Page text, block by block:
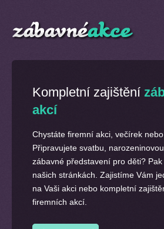
Kompletní zajištění
akcí
Chystáte firemní akci, večírek
Připravujete svatbu,
zábavné představení pro děti?
našich stránkách. Zajistíme Vám
na Vaši akci nebo kompletní
firemních akcí.